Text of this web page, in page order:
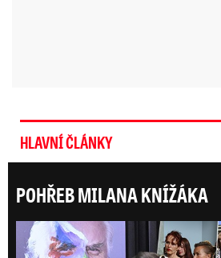
HLAVNÍ ČLÁNKY
POHŘEB MILANA KNÍŽÁKA